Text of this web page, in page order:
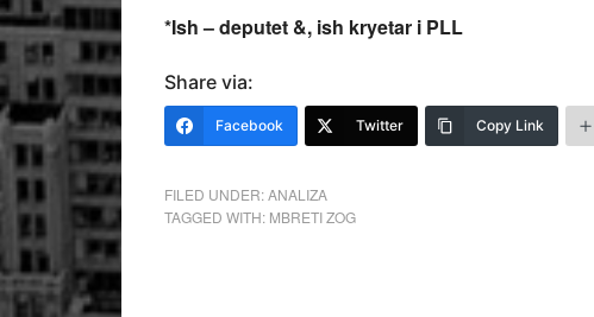
*Ish – deputet &, ish kryetar i PLL
Share via:
Facebook Twitter Copy Link
FILED UNDER:ANALIZA
TAGGED WITH: MBRETI ZOG